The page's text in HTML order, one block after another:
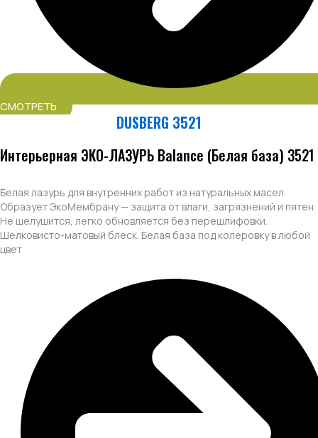
СМОТРЕТЬ
DUSBERG 3521
Интерьерная ЭКО-ЛАЗУРЬ Balance (Белая база) 3521
Белая лазурь для внутренних работ из натуральных масел.
Образует ЭкоМембрану — защита от влаги, загрязнений и пятен.
Не шелушится, легко обновляется без перешлифовки.
Шелковисто-матовый блеск. Белая база под колеровку в любой
цвет